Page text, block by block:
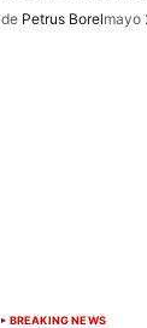
de Petrus Borelmayo
BREAKING NEWS